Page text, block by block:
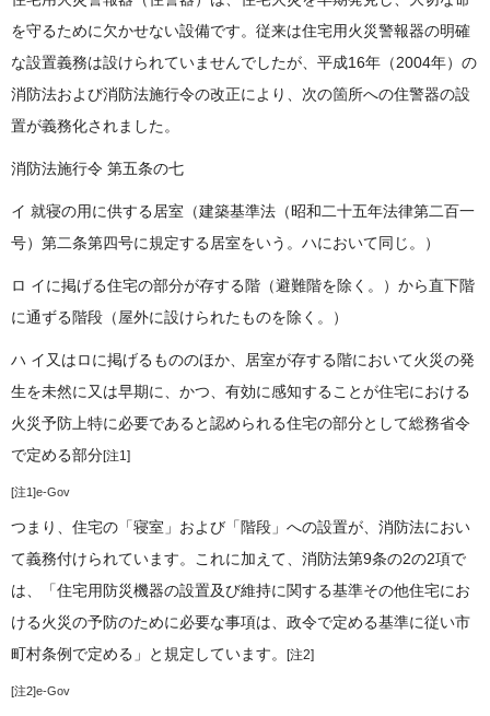
を守るために欠かせない設備です。従来は住宅用火災警報器の明確
な設置義務は設けられていませんでしたが、平成16年（2004年）の
消防法および消防法施行令の改正により、次の箇所への住警器の設
置が義務化されました。
消防法施行令 第五条の七
イ 就寝の用に供する居室（建築基準法（昭和二十五年法律第二百一
号）第二条第四号に規定する居室をいう。ハにおいて同じ。）
ロ イに掲げる住宅の部分が存する階（避難階を除く。）から直下階
に通ずる階段（屋外に設けられたものを除く。）
ハ イ又はロに掲げるもののほか、居室が存する階において火災の発
生を未然に又は早期に、かつ、有効に感知することが住宅における
火災予防上特に必要であると認められる住宅の部分として総務省令
で定める部分[注1]
[注1]e-Gov
つまり、住宅の「寝室」および「階段」への設置が、消防法におい
て義務付けられています。これに加えて、消防法第9条の2の2項で
は、「住宅用防災機器の設置及び維持に関する基準その他住宅にお
ける火災の予防のために必要な事項は、政令で定める基準に従い市
町村条例で定める」と規定しています。
[注2]
[注2]e-Gov